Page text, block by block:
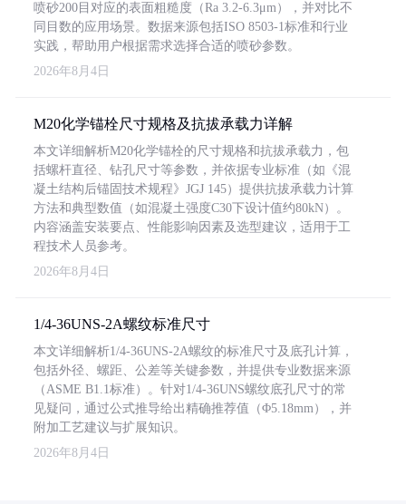
喷砂200目对应的表面粗糙度（Ra 3.2-6.3μm），并对比不
同目数的应用场景。数据来源包括ISO 8503-1标准和行业
实践，帮助用户根据需求选择合适的喷砂参数。
2026年8月4日
M20化学锚栓尺寸规格及抗拔承载力详解
本文详细解析M20化学锚栓的尺寸规格和抗拔承载力，包
括螺杆直径、钻孔尺寸等参数，并依据专业标准（如《混
凝土结构后锚固技术规程》JGJ 145）提供抗拔承载力计算
方法和典型数值（如混凝土强度C30下设计值约80kN）。
内容涵盖安装要点、性能影响因素及选型建议，适用于工
程技术人员参考。
2026年8月4日
1/4-36UNS-2A螺纹标准尺寸
本文详细解析1/4-36UNS-2A螺纹的标准尺寸及底孔计算，
包括外径、螺距、公差等关键参数，并提供专业数据来源
（ASME B1.1标准）。针对1/4-36UNS螺纹底孔尺寸的常
见疑问，通过公式推导给出精确推荐值（Φ5.18mm），并
附加工艺建议与扩展知识。
2026年8月4日